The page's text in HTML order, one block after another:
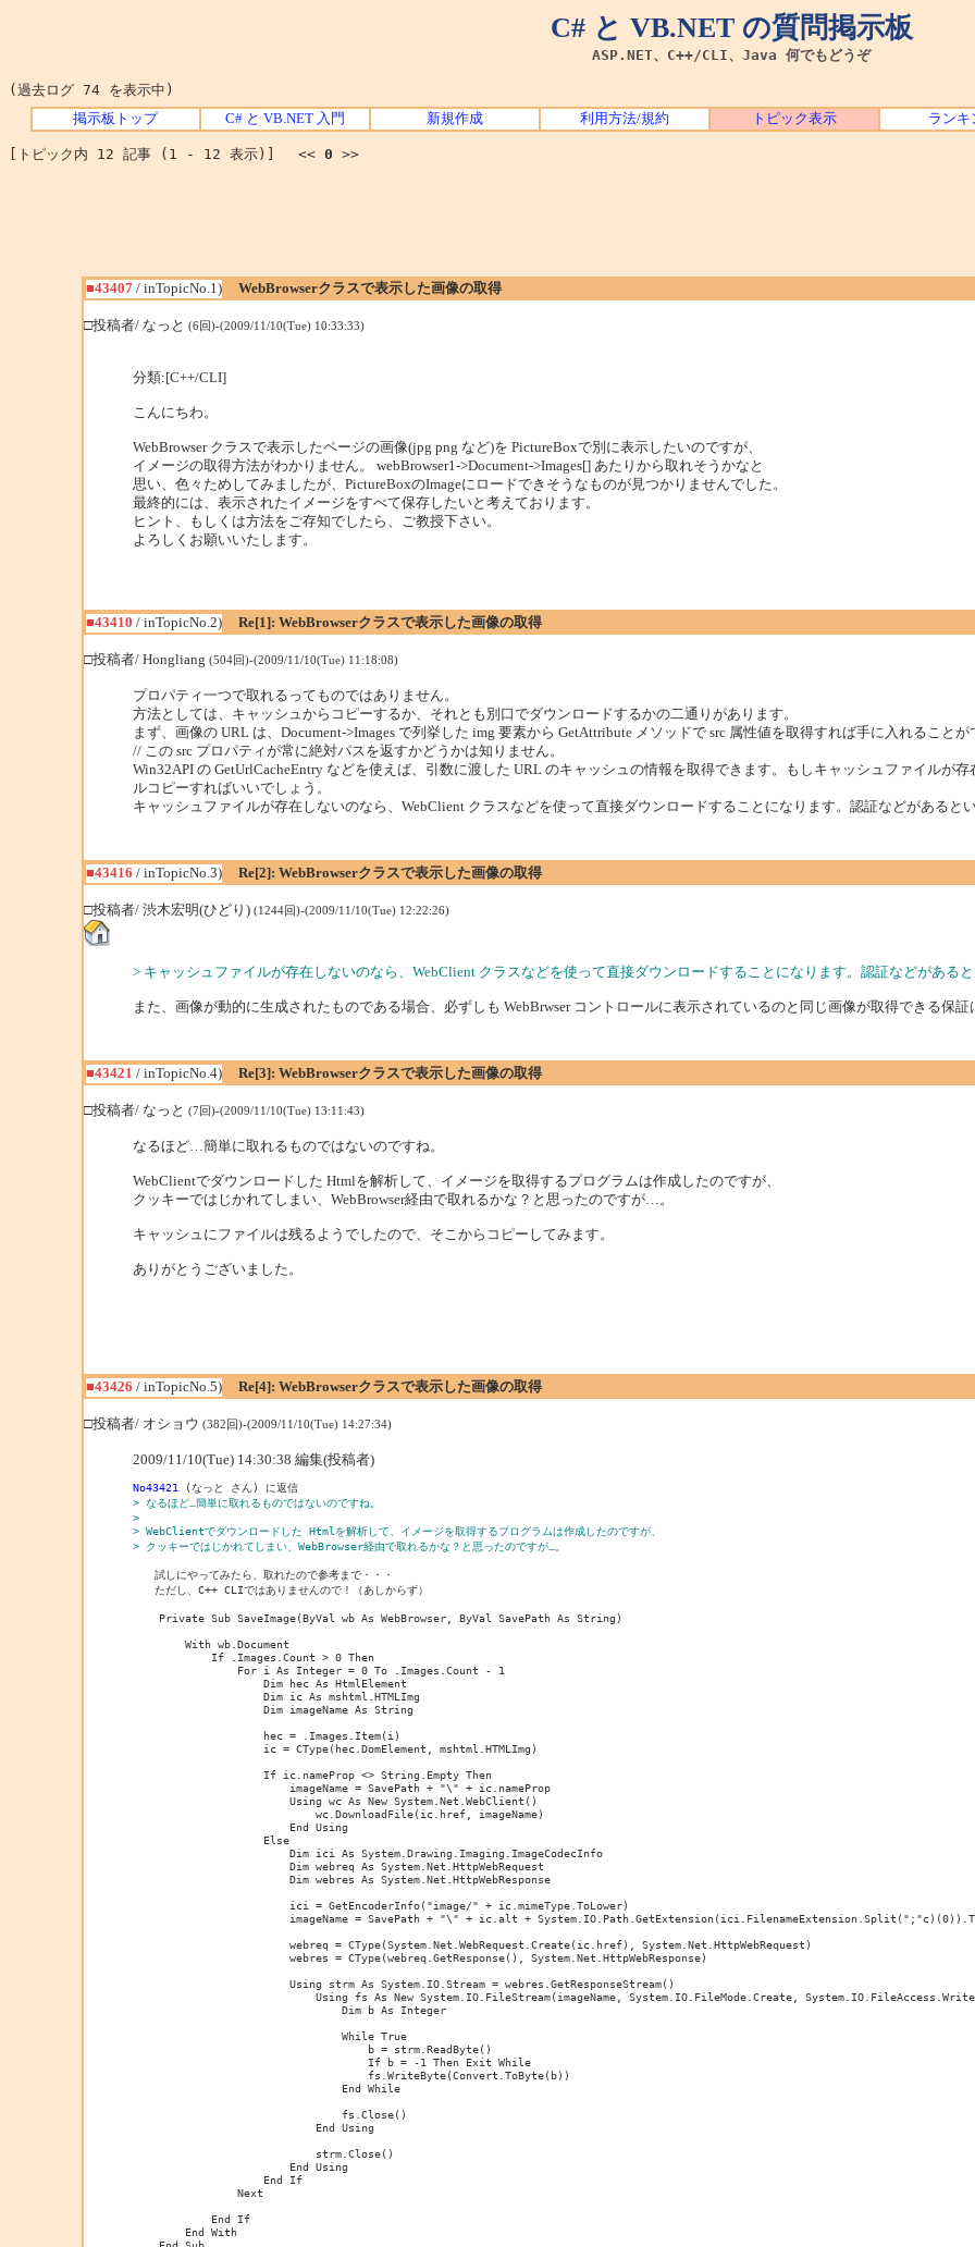
C# と VB.NET の質問掲示板
ASP.NET、C++/CLI、Java 何でもどうぞ
(過去ログ 74 を表示中)
掲示板トップ C# と VB.NET 入門 新規作成 利用方法/規約 トピック表示 ランキ
[トピック内 12 記事 (1 - 12 表示)] << 0 >>
■43407/ inTopicNo.1)
WebBrowserクラスで表示した画像の取得
□投稿者/ なっと (6回)-(2009/11/10(Tue) 10:33:33)
分類:[C++/CLI]
こんにちわ。
WebBrowser クラスで表示したページの画像(jpg png など)を PictureBoxで別に表示したいのですが、
イメージの取得方法がわかりません。 webBrowser1->Document->Images[] あたりから取れそうかなと
思い、色々ためしてみましたが、PictureBoxのImageにロードできそうなものが見つかりませんでした。
最終的には、表示されたイメージをすべて保存したいと考えております。
ヒント、もしくは方法をご存知でしたら、ご教授下さい。
よろしくお願いいたします。
■43410 / inTopicNo.2)
Re[1]: WebBrowserクラスで表示した画像の取得
□投稿者/ Hongliang (504回)-(2009/11/10(Tue) 11:18:08)
プロパティ一つで取れるってものではありません。
方法としては、キャッシュからコピーするか、それとも別口でダウンロードするかの二通りがあります。
まず、画像の URL は、Document->Images で列挙した img 要素から GetAttribute メソッドで src 属性値を取得すれば手に入れることが
// この src プロパティが常に絶対パスを返すかどうかは知りません。
Win32API の GetUrlCacheEntry などを使えば、引数に渡した URL のキャッシュの情報を取得できます。もしキャッシュファイルが
ルコピーすればいいでしょう。
キャッシュファイルが存在しないのなら、WebClient クラスなどを使って直接ダウンロードすることになります。認証などがあると
■43416 / inTopicNo.3)
Re[2]: WebBrowserクラスで表示した画像の取得
□投稿者/ 渋木宏明(ひどり) (1244回)-(2009/11/10(Tue) 12:22:26)
> キャッシュファイルが存在しないのなら、WebClient クラスなどを使って直接ダウンロードすることになります。認証などがあると
また、画像が動的に生成されたものである場合、必ずしも WebBrwser コントロールに表示されているのと同じ画像が取得できる保証
■43421 / inTopicNo.4)
Re[3]: WebBrowserクラスで表示した画像の取得
□投稿者/ なっと (7回)-(2009/11/10(Tue) 13:11:43)
なるほど…簡単に取れるものではないのですね。
WebClientでダウンロードした Htmlを解析して、イメージを取得するプログラムは作成したのですが、
クッキーではじかれてしまい、WebBrowser経由で取れるかな？と思ったのですが…。
キャッシュにファイルは残るようでしたので、そこからコピーしてみます。
ありがとうございました。
■43426 / inTopicNo.5)
Re[4]: WebBrowserクラスで表示した画像の取得
□投稿者/ オショウ (382回)-(2009/11/10(Tue) 14:27:34)
2009/11/10(Tue) 14:30:38 編集(投稿者)
No43421
(なっと さん) に返信
> なるほど…簡単に取れるものではないのですね。
>
> WebClientでダウンロードした Htmlを解析して、イメージを取得するプログラムは作成したのですが、
> クッキーではじかれてしまい、WebBrowser経由で取れるかな？と思ったのですが…。
試しにやってみたら、取れたので参考まで・・・
ただし、C++ CLIではありませんので！（あしからず）
    Private Sub SaveImage(ByVal wb As WebBrowser, ByVal SavePath As String)
        With wb.Document
            If .Images.Count > 0 Then
                For i As Integer = 0 To .Images.Count - 1
                    Dim hec As HtmlElement
                    Dim ic As mshtml.HTMLImg
                    Dim imageName As String
                    hec = .Images.Item(i)
                    ic = CType(hec.DomElement, mshtml.HTMLImg)
                    If ic.nameProp <> String.Empty Then
                        imageName = SavePath + "\" + ic.nameProp
                        Using wc As New System.Net.WebClient()
                            wc.DownloadFile(ic.href, imageName)
                        End Using
                    Else
                        Dim ici As System.Drawing.Imaging.ImageCodecInfo
                        Dim webreq As System.Net.HttpWebRequest
                        Dim webres As System.Net.HttpWebResponse
                        ici = GetEncoderInfo("image/" + ic.mimeType.ToLower)
imageName = SavePath + "\" + ic.alt +
                        webreq = CType(System.Net.WebRequest.Create(ic.href), System.Net.HttpWebRequest)
                        webres = CType(webreq.GetResponse(), System.Net.HttpWebResponse)
                        Using strm As System.IO.Stream = webres.GetResponseStream()
Using fs As New System.IO.FileStream(imageName, System.IO.FileMode.Create,
                                Dim b As Integer
                                While True
                                    b = strm.ReadByte()
                                    If b = -1 Then Exit While
                                    fs.WriteByte(Convert.ToByte(b))
                                End While
                                fs.Close()
                            End Using
                            strm.Close()
                        End Using
                    End If
                Next
            End If
        End With